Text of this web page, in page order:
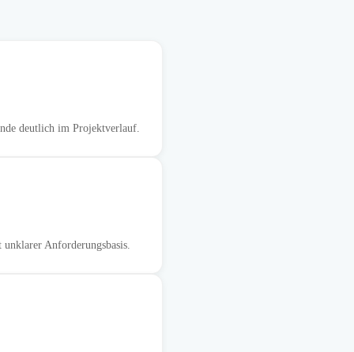
deutlich im Projektverlauf.
Anforderungsbasis.